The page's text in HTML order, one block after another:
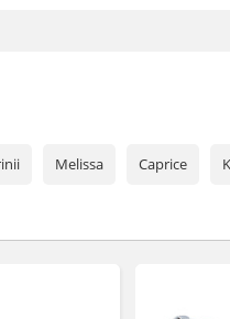
Melissa Caprice